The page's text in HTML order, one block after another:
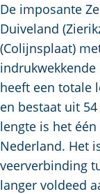
De imposante
Duiveland
(Colijnsplaat)
heeft een totale
en bestaat uit
lengte is het
Nederland. Het
veerverbinding
langer voldeed